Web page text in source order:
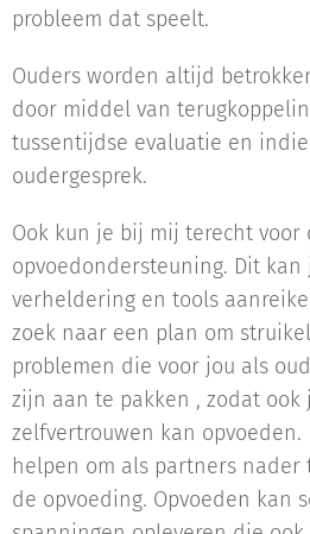
probleem dat speelt.
Ouders worden altijd
door middel van
tussentijdse evaluatie en
oudergesprek.
Ook kun je bij mij terecht
opvoedondersteuning. Dit kan
verheldering en tools
zoek naar een plan om
problemen die voor jou als
zijn aan te pakken , zodat
zelfvertrouwen kan opvoeden.
helpen om als partners
de opvoeding. Opvoeden kan